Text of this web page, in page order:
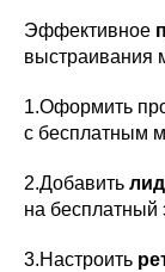
Эффективное
выстраивания
1.Оформить
с бесплатным
2.Добавить
на бесплатный
3.Настроить